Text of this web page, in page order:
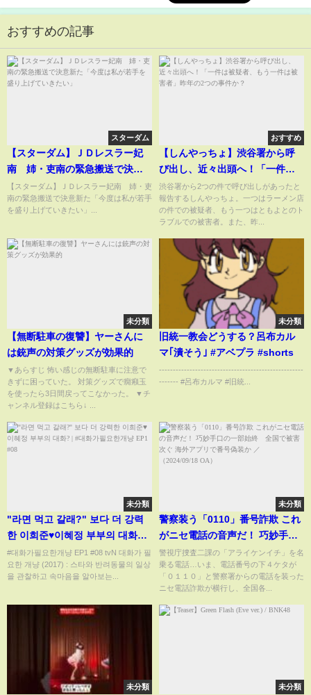
おすすめの記事
スターダム
【スターダム】ＪＤレスラー妃
南 姉・吏南の緊急搬送で決意
新た「今度は私が若手を盛り上
げていきたい」
【スターダム】ＪＤレスラー妃南 姉・吏
南の緊急搬送で決意新た「今度は私が若手
を盛り上げていきたい」...
おすすめ
【しんやっちょ】渋谷署から呼
び出し、近々出頭へ！「一件は
被疑者、もう一件は被害者」昨
年の2つの事件か？
渋谷署から2つの件で呼び出しがあったと
報告するしんやっちょ。一つはラーメン店
の件での被疑者、もう一つはともよとのト
ラブルでの被害者。また、昨...
未分類
【無断駐車の復讐】ヤーさんに
は銃声の対策グッズが効果的
▼あらすじ 怖い感じの無断駐車に注意で
きずに困っていた。 対策グッズで癇癪玉
を使ったら3日間戻ってこなかった。 ▼チ
ャンネル登録はこちら↓ ...
未分類
旧統一教会どうする？呂布カル
マ｢潰そう｣ #アベプラ #shorts
----------------------------------------------------
------- #呂布カルマ #旧統...
未分類
"라면 먹고 갈래?" 보다 더 강력
한 이희준♥이혜정 부부의 대화? |
#대화가필요한개냥 EP1 #08
#대화가필요한개냥 EP1 #08 tvN 대화가 필
요한 개냥 (2017) : 스타와 반려동물의 일상
을 관찰하고 속마음을 알아보는...
未分類
警察装う「0110」番号詐欺 これ
がニセ電話の音声だ！ 巧妙手口
の一部始終 全国で被害次ぐ 海
外アプリで番号偽装か ／
（2024/09/18 OA）
警視庁捜査二課の「アライケンイチ」を名
乗る電話…いま、電話番号の下４ケタが
「０１１０」と警察署からの電話を装った
ニセ電話詐欺が横行し、全国各...
未分類 未分類